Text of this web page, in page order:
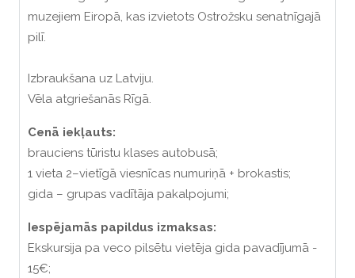
muzejiem Eiropā, kas izvietots Ostrožsku senatnīgajā
pilī.
Izbraukšana uz Latviju.
Vēla atgriešanās Rīgā.
Cenā iekļauts:
brauciens tūristu klases autobusā;
1 vieta 2–vietīgā viesnīcas numuriņā + brokastis;
gida – grupas vadītāja pakalpojumi;
Iespējamās papildus izmaksas:
Ekskursija pa veco pilsētu vietēja gida pavadījumā -
15€;